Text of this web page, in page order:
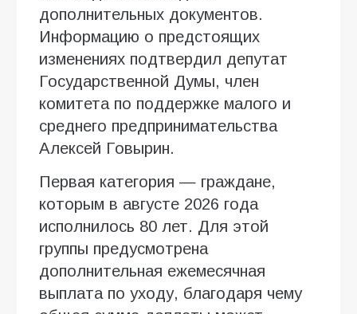
дополнительных документов.
Информацию о предстоящих
изменениях подтвердил депутат
Государственной Думы, член
комитета по поддержке малого и
среднего предпринимательства
Алексей Говырин.
Первая категория — граждане,
которым в августе 2026 года
исполнилось 80 лет. Для этой
группы предусмотрена
дополнительная ежемесячная
выплата по уходу, благодаря чему